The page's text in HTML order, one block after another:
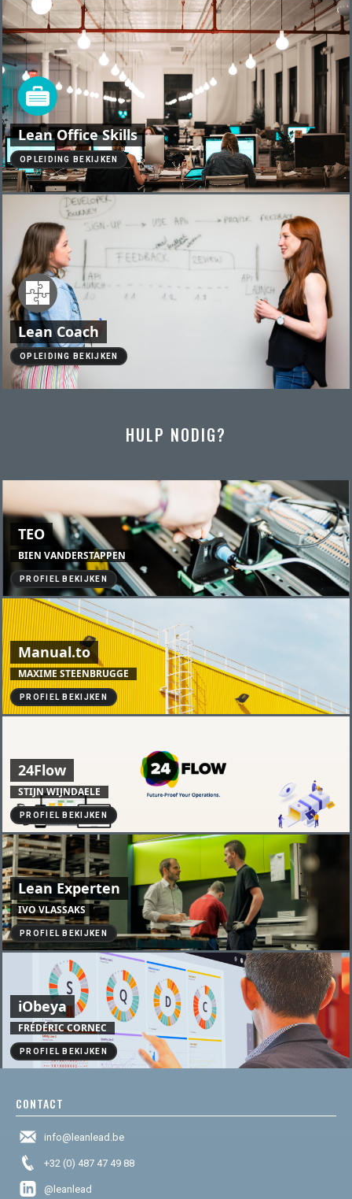
Lean Office Skills
OPLEIDING BEKIJKEN
Lean Coach
OPLEIDING BEKIJKEN
HULP NODIG?
TEO
BIEN VANDERSTAPPEN
PROFIEL BEKIJKEN
Manual.to
MAXIME STEENBRUGGE
PROFIEL BEKIJKEN
24Flow
STIJN WIJNDAELE
PROFIEL BEKIJKEN
Lean Experten
IVO VLASSAKS
PROFIEL BEKIJKEN
iObeya
FRÉDÉRIC CORNEC
PROFIEL BEKIJKEN
CONTACT
info@leanlead.be
+32 (0) 487 47 49 88
@leanlead